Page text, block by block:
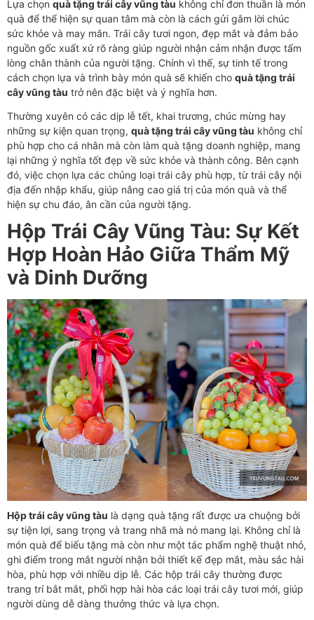
Lựa chọn quà tặng trái cây vũng tàu không chỉ đơn thuần là món
quà để thể hiện sự quan tâm mà còn là cách gửi gắm lời chúc
sức khỏe và may mắn. Trái cây tươi ngon, đẹp mắt và đảm bảo
nguồn gốc xuất xứ rõ ràng giúp người nhận cảm nhận được tấm
lòng chân thành của người tặng. Chính vì thế, sự tinh tế trong
cách chọn lựa và trình bày món quà sẽ khiến cho quà tặng trái
cây vũng tàu trở nên đặc biệt và ý nghĩa hơn.
Thường xuyên có các dịp lễ tết, khai trương, chúc mừng hay
những sự kiện quan trọng, quà tặng trái cây vũng tàu không chỉ
phù hợp cho cá nhân mà còn làm quà tặng doanh nghiệp, mang
lại những ý nghĩa tốt đẹp về sức khỏe và thành công. Bên cạnh
đó, việc chọn lựa các chủng loại trái cây phù hợp, từ trái cây nội
địa đến nhập khẩu, giúp nâng cao giá trị của món quà và thể
hiện sự chu đáo, ân cần của người tặng.
Hộp Trái Cây Vũng Tàu: Sự Kết
Hợp Hoàn Hảo Giữa Thẩm Mỹ
và Dinh Dưỡng
Hộp trái cây vũng tàu là dạng quà tặng rất được ưa chuộng bởi
sự tiện lợi, sang trọng và trang nhã mà nó mang lại. Không chỉ là
món quà để biếu tặng mà còn như một tác phẩm nghệ thuật nhỏ,
ghi điểm trong mắt người nhận bởi thiết kế đẹp mắt, màu sắc hài
hòa, phù hợp với nhiều dịp lễ. Các hộp trái cây thường được
trang trí bắt mắt, phối hợp hài hòa các loại trái cây tươi mới, giúp
người dùng dễ dàng thưởng thức và lựa chọn.